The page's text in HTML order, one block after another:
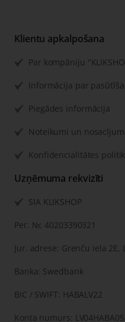
Klientu apkalpošana
Par kompāniju
Informācija par
Piegādes informācija
Noteikumi un nosacījumi
Konfidencialitātes
Uzņēmuma rekvizīti
SIA KLIKSHOP
Рег. №: 40203390321
Jur. adrese: Grenču iela 2E,
Banka: Swedbank
BIC / SWIFT: HABALV22
Konta numurs: